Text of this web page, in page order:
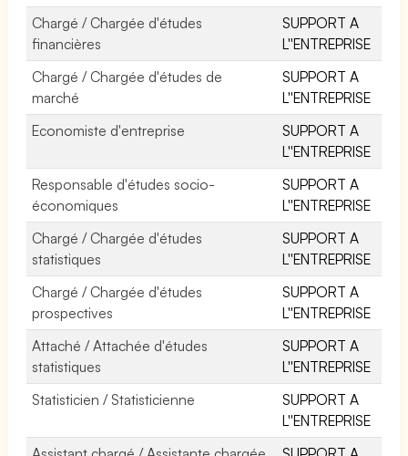
Chargé / Chargée d'études
financières
SUPPORT A
L''ENTREPRISE
Chargé / Chargée d'études de
marché
SUPPORT A
L''ENTREPRISE
Economiste d'entreprise
SUPPORT A
L''ENTREPRISE
Responsable d'études socio-
économiques
SUPPORT A
L''ENTREPRISE
Chargé / Chargée d'études
statistiques
SUPPORT A
L''ENTREPRISE
Chargé / Chargée d'études
prospectives
SUPPORT A
L''ENTREPRISE
Attaché / Attachée d'études
statistiques
SUPPORT A
L''ENTREPRISE
Statisticien / Statisticienne
SUPPORT A
L''ENTREPRISE